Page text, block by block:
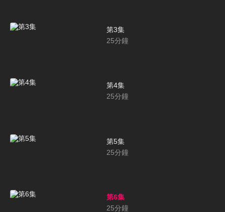
第3集
25分鐘
第4集
25分鐘
第5集
25分鐘
第6集
25分鐘